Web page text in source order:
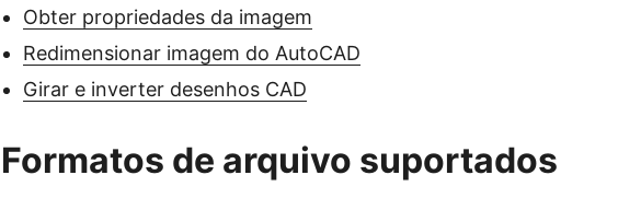
Obter propriedades da imagem
Redimensionar imagem do AutoCAD
Girar e inverter desenhos CAD
Formatos de arquivo suportados